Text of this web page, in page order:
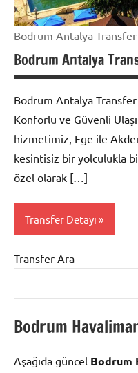
Bodrum Antalya Transfer
Bodrum Antalya
Bodrum Antalya
Konforlu ve Güvenli
hizmetimiz, Ege ile
kesintisiz bir yolculukla
özel olarak […]
Transfer Detayı
Antalya
Transfer Ara
Bodrum
Aşağıda güncel Bodrum